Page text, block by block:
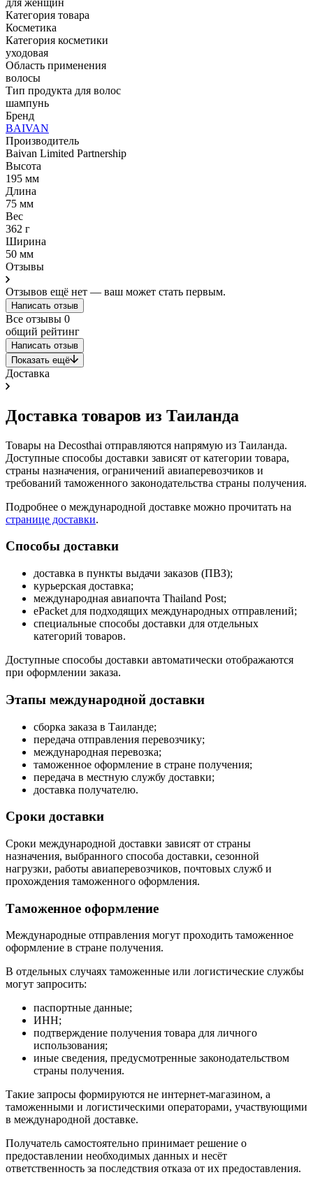
Категория товара
Косметика
Категория косметики
уходовая
Область применения
волосы
Тип продукта для волос
шампунь
Бренд
BAIVAN
Производитель
Baivan Limited Partnership
Высота
195 мм
Длина
75 мм
Вес
362 г
Ширина
50 мм
Отзывы
Отзывов ещё нет — ваш может стать первым.
Написать отзыв
Все отзывы 0
общий рейтинг
Написать отзыв
Показать ещё
Доставка
Доставка товаров из Таиланда
Товары на Decosthai отправляются напрямую из Таиланда.
Доступные способы доставки зависят от категории товара,
страны назначения, ограничений авиаперевозчиков и
требований таможенного законодательства страны получения.
Подробнее о международной доставке можно прочитать на
странице доставки.
Способы доставки
доставка в пункты выдачи заказов (ПВЗ);
курьерская доставка;
международная авиапочта Thailand Post;
ePacket для подходящих международных отправлений;
специальные способы доставки для отдельных
категорий товаров.
Доступные способы доставки автоматически отображаются
при оформлении заказа.
Этапы международной доставки
сборка заказа в Таиланде;
передача отправления перевозчику;
международная перевозка;
таможенное оформление в стране получения;
передача в местную службу доставки;
доставка получателю.
Сроки доставки
Сроки международной доставки зависят от страны
назначения, выбранного способа доставки, сезонной
нагрузки, работы авиаперевозчиков, почтовых служб и
прохождения таможенного оформления.
Таможенное оформление
Международные отправления могут проходить таможенное
оформление в стране получения.
В отдельных случаях таможенные или логистические службы
могут запросить:
паспортные данные;
ИНН;
подтверждение получения товара для личного
использования;
иные сведения, предусмотренные законодательством
страны получения.
Такие запросы формируются не интернет-магазином, а
таможенными и логистическими операторами, участвующими
в международной доставке.
Получатель самостоятельно принимает решение о
предоставлении необходимых данных и несёт
ответственность за последствия отказа от их предоставления.